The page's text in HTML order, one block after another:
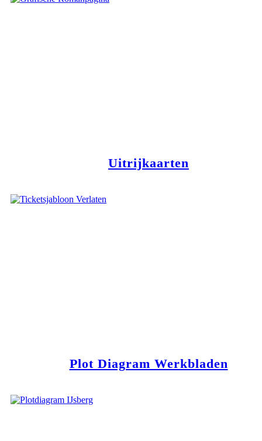
Uitrijkaarten
Plot Diagram Werkbladen